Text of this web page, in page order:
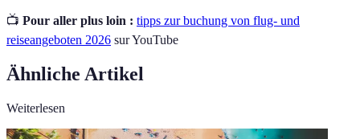
📺 Pour aller plus loin : tipps zur buchung von flug- und
reiseangeboten 2026 sur YouTube
Ähnliche Artikel
Weiterlesen